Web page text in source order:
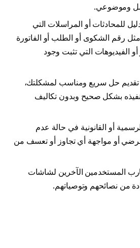
وموضوعي.
للمحادثات أو المراسلات التي
رقم الشكوى أو الطلب أو الفاتورة
الفيديوهات التي تثبت وجود
حل سريع ومناسب لمشكلتك،
بشكل صحيح وبدون تكاليف
أو القانونية في حالة عدم
أو مواجهة أي تجاوز أو تعسف من
المستخدمين الآخرين لشاشات